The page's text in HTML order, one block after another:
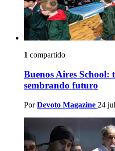
1 compartido
Buenos Aires School:
sembrando futuro
Por Devoto Magazine 24